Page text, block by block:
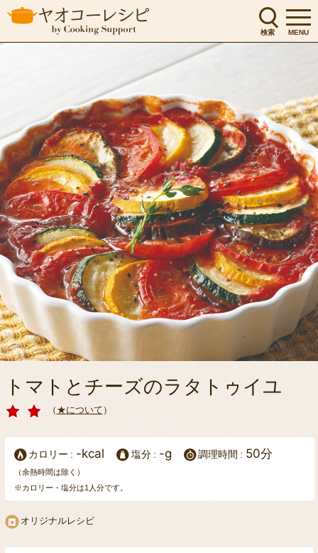
検索 MENU
トマトとチーズのラタトゥイユ
（ ★について ）
カロリー -kcal 塩分 -g 調理時間 50分
（余熱時間は除く）
※カロリー・塩分は1人分です。
オリジナルレシピ